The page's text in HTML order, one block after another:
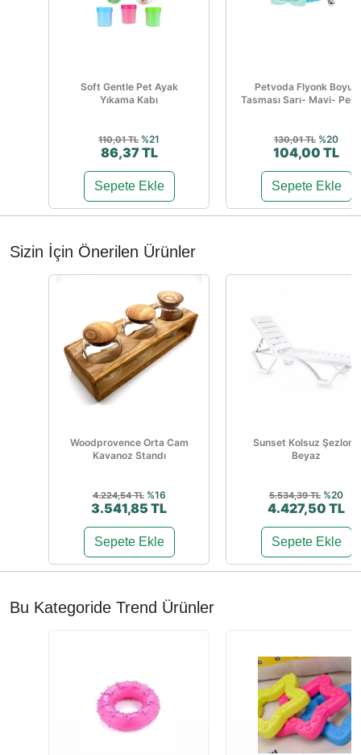
Soft Gentle Pet Ayak
Yıkama Kabı
110,01 TL %21
86,37 TL
Sepete Ekle
Petvoda Flyonk Boyun
Tasması Sarı- Mavi-
130,01 TL %20
104,00 TL
Sepete Ekle
Sizin İçin Önerilen Ürünler
Woodprovence Orta Cam
Kavanoz Standı
4.224,54 TL %16
3.541,85 TL
Sepete Ekle
Sunset Kolsuz Şezlong
Beyaz
5.534,39 TL %20
4.427,50 TL
Sepete Ekle
Bu Kategoride Trend Ürünler